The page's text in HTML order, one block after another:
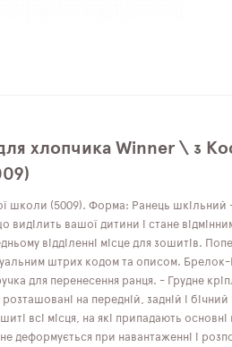
хлопчика Winner \ з
школи (5009). Форма: Ранець
вашої дитини і стане
відділенні місце для зошитів.
штрих кодом та описом.
для перенесення ранця. - Грудне
на передній, задній і бічний
всі місця, на які припадають
при навантаженні і